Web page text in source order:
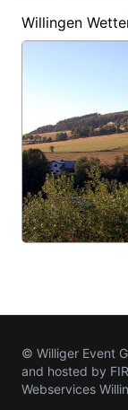
Willingen
© Williger Event
and hosted by
Webservices